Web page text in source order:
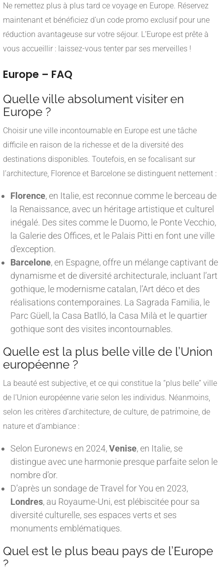
Ne remettez plus à plus tard ce voyage en Europe. Réservez
maintenant et bénéficiez d’un code promo exclusif pour une
réduction avantageuse sur votre séjour. L’Europe est prête à
vous accueillir : laissez-vous tenter par ses merveilles !
Europe – FAQ
Quelle ville absolument visiter en
Europe ?
Choisir une ville incontournable en Europe est une tâche
difficile en raison de la richesse et de la diversité des
destinations disponibles. Toutefois, en se focalisant sur
l’architecture, Florence et Barcelone se distinguent nettement :
Florence, en Italie, est reconnue comme le berceau de
la Renaissance, avec un héritage artistique et culturel
inégalé. Des sites comme le Duomo, le Ponte Vecchio,
la Galerie des Offices, et le Palais Pitti en font une ville
d’exception.
Barcelone, en Espagne, offre un mélange captivant de
dynamisme et de diversité architecturale, incluant l’art
gothique, le modernisme catalan, l’Art déco et des
réalisations contemporaines. La Sagrada Familia, le
Parc Güell, la Casa Batlló, la Casa Milà et le quartier
gothique sont des visites incontournables.
Quelle est la plus belle ville de l’Union
européenne ?
La beauté est subjective, et ce qui constitue la “plus belle” ville
de l’Union européenne varie selon les individus. Néanmoins,
selon les critères d’architecture, de culture, de patrimoine, de
nature et d’ambiance :
Selon Euronews en 2024,Venise, en Italie, se
distingue avec une harmonie presque parfaite selon le
nombre d’or.
D’après un sondage de Travel for You en 2023,
Londres, au Royaume-Uni, est plébiscitée pour sa
diversité culturelle, ses espaces verts et ses
monuments emblématiques.
Quel est le plus beau pays de l’Europe
?